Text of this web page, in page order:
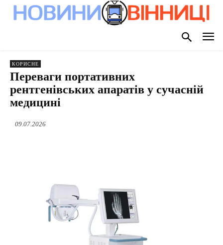
КОРИСНЕ
Переваги портативних
рентгенівських апаратів у сучасній
медицині
09.07.2026